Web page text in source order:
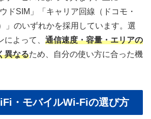
ドSIM」「キャリア回線（ドコモ・
」のいずれかを採用しています。選
よって、 通信速度・容量・エリアの
異なるため、自分の使い方に合った機
・モバイルWi-Fiの選び方